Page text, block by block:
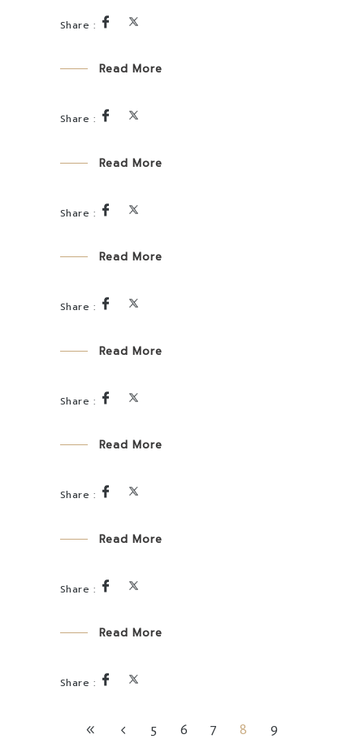
Read More
Read More
Read More
Read More
Read More
Read More
Read More
5 6 7 8
9